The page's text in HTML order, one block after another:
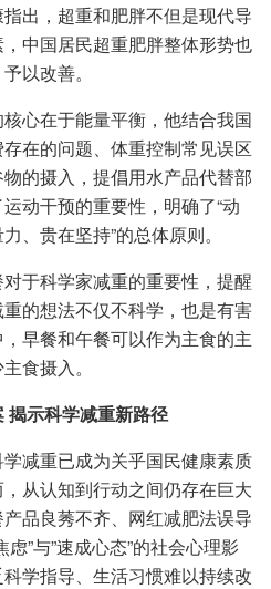
出，超重和肥胖不但是现代导
中国居民超重肥胖整体形势也
以改善。
心在于能量平衡，他结合我国
在的问题、体重控制常见误区
的摄入，提倡用水产品代替部
动干预的重要性，明确了“动
、贵在坚持”的总体原则。
于科学家减重的重要性，提醒
的想法不仅不科学，也是有害
早餐和午餐可以作为主食的主
食摄入。
揭示科学减重新路径
减重已成为关乎国民健康素质
从认知到行动之间仍存在巨大
品良莠不齐、网红减肥法误导
”与”速成心态”的社会心理影
学指导、生活习惯难以持续改